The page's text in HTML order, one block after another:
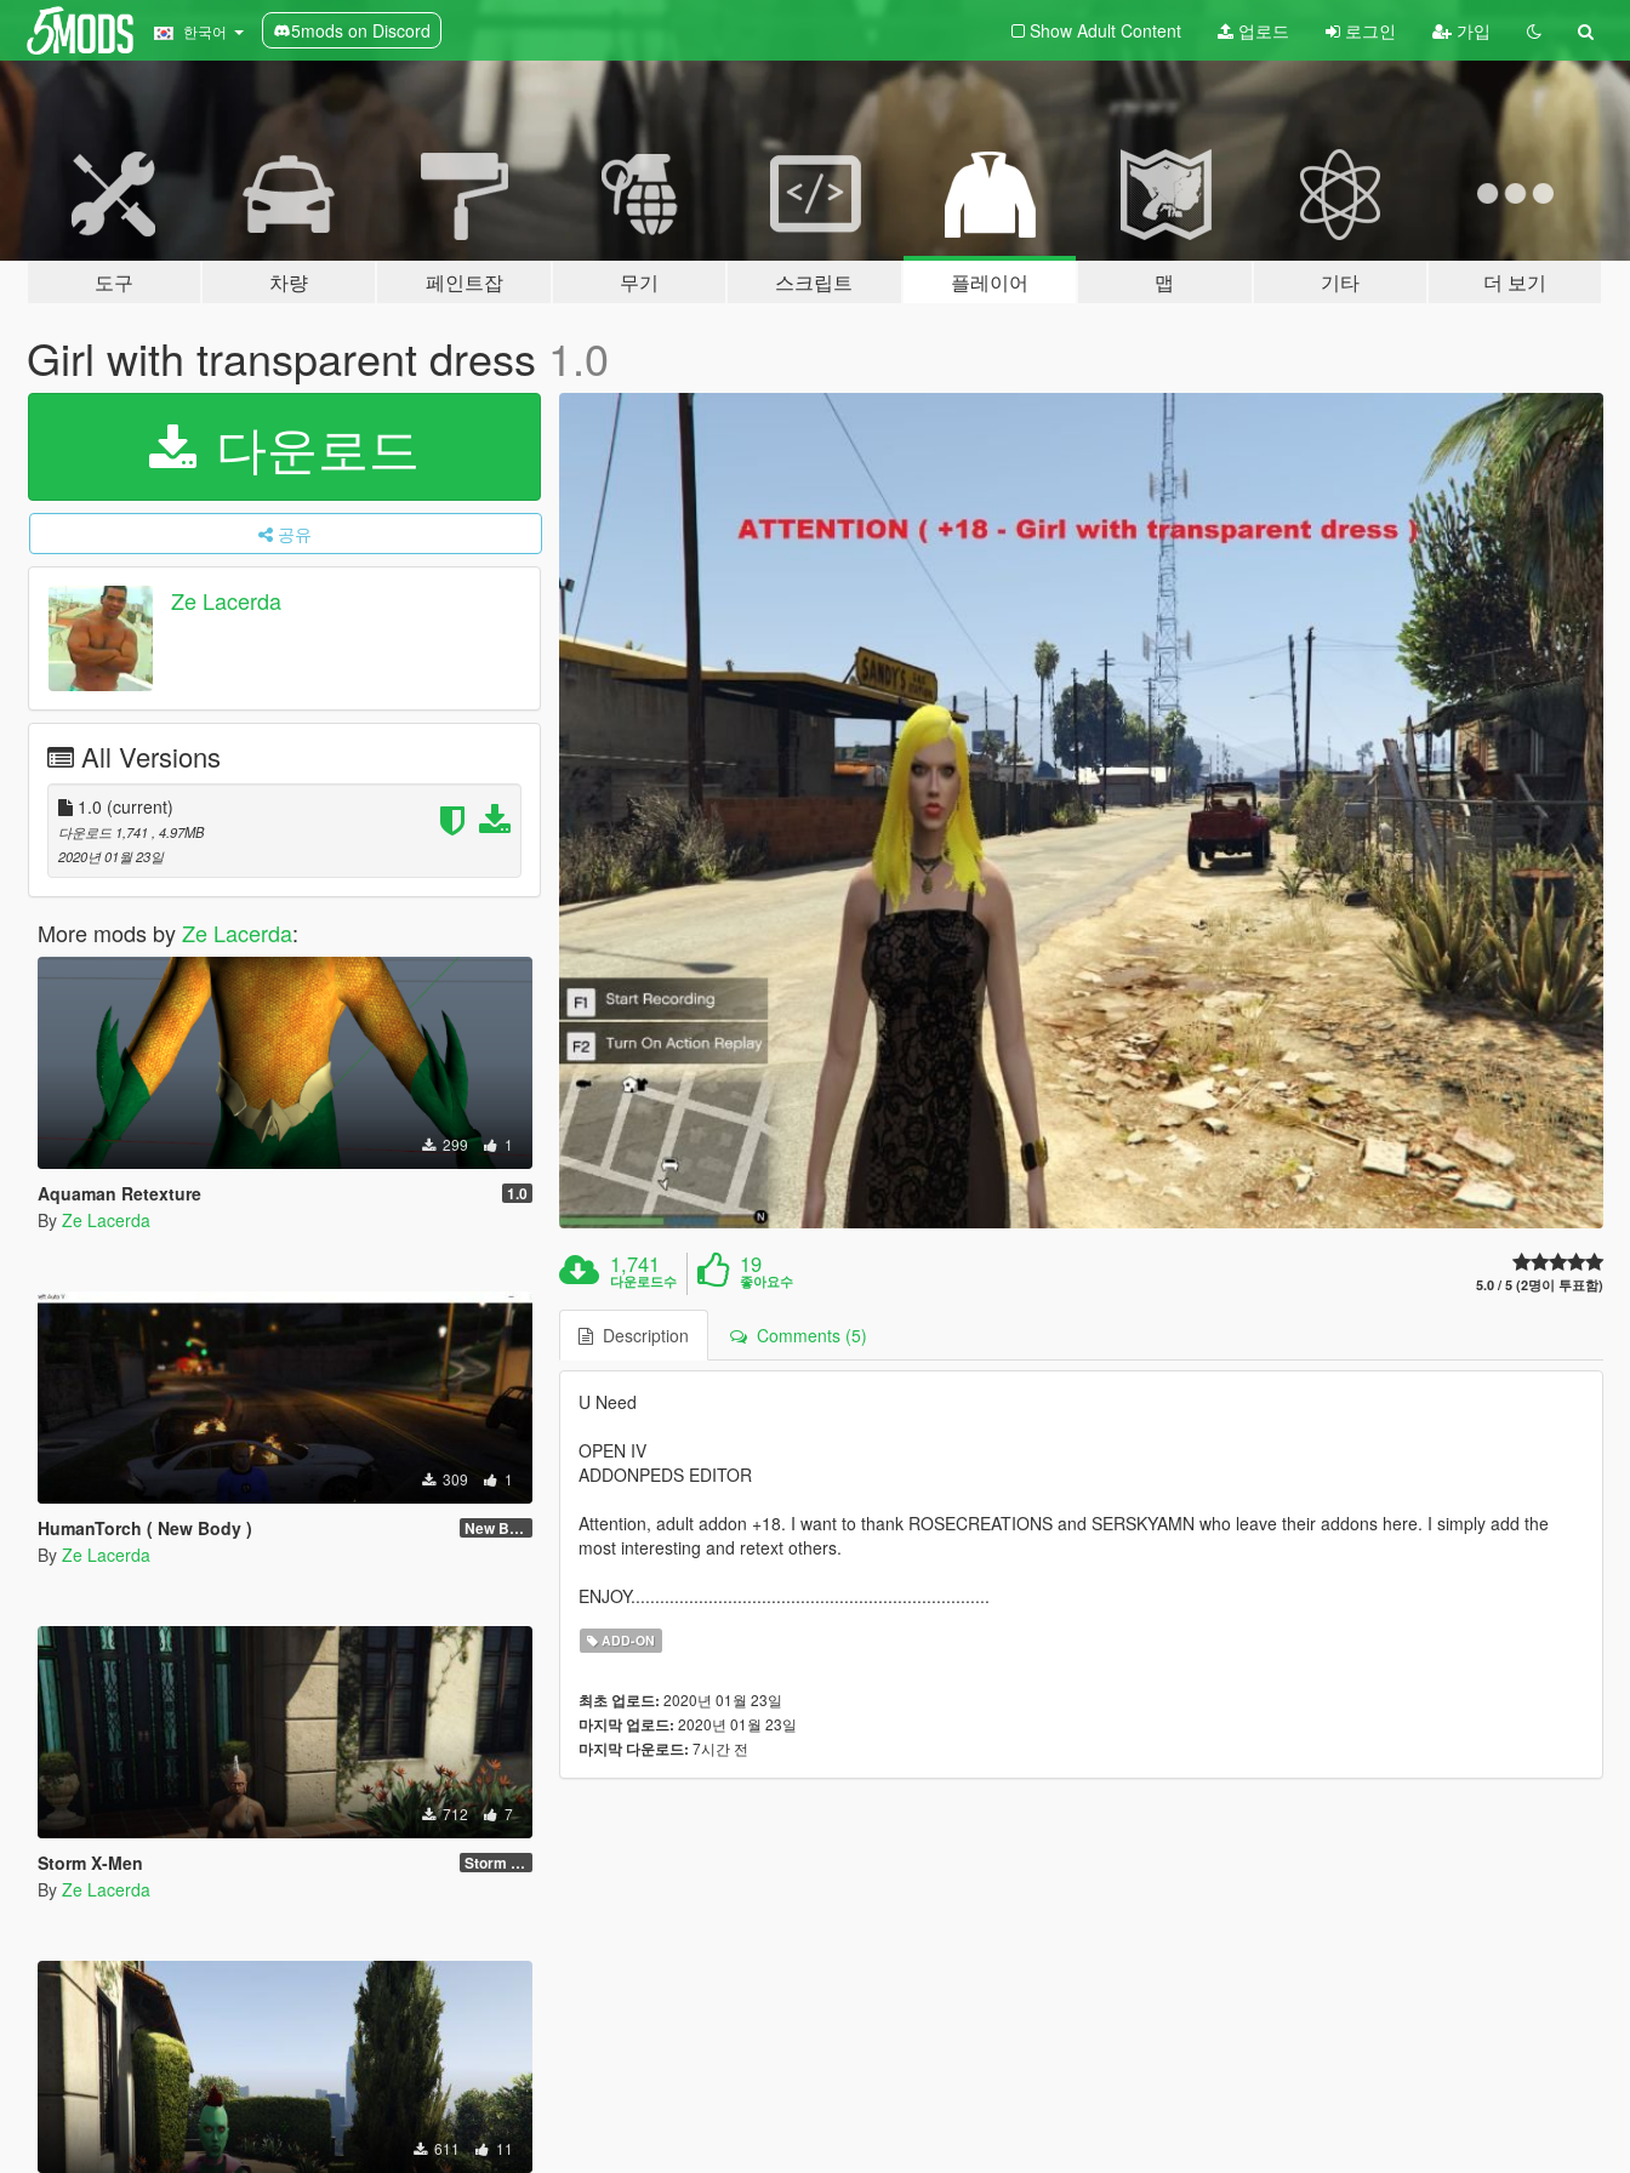
한국어 5mods on Discord Show Adult Content 업로드 로그인 가입
도구 차량 페인트잡 무기 스크립트 플레이어 맵 기타 더 보기
Girl with transparent dress 1.0
다운로드
공유
Ze Lacerda
All Versions
1.0 (current)
다운로드 1,741
, 4.97MB
2020년 01월 23일
More mods byZe Lacerda:
299 1
Aquaman Retexture 1.0
By Ze Lacerda
309 1
HumanTorch ( New Body ) New Body
By Ze Lacerda
712 7
Storm X-Men Storm new body
By Ze Lacerda
611 11
1,741
다운로드수
19
좋아요수 5.0 / 5 (2명이 투표함)
Description Comments (5)
U Need
OPEN IV
ADDONPEDS EDITOR
Attention, adult addon +18. I want to thank ROSECREATIONS and SERSKYAMN who leave their addons here. I simply add the
most interesting and retext others.
ENJOY..........................................................................
ADD-ON
최초 업로드: 2020년 01월 23일
마지막 업로드: 2020년 01월 23일
마지막 다운로드: 7시간 전